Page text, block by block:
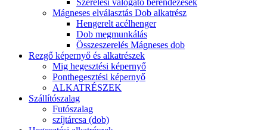
Szerelési válogató berendezések
Mágneses elválasztás Dob alkatrész
Hengerelt acélhenger
Dob megmunkálás
Összeszerelés Mágneses dob
Rezgő képernyő és alkatrészek
Mig hegesztési képernyő
Ponthegesztési képernyő
ALKATRÉSZEK
Szállítószalag
Futószalag
szíjtárcsa (dob)